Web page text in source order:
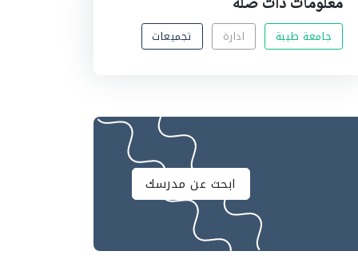
جامعة طيبة ادارة تجميعات
ابحث عن مدرسك